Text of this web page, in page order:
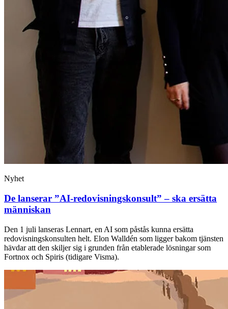
Nyhet
De lanserar ”AI-redovisningskonsult” – ska ersätta
människan
Den 1 juli lanseras Lennart, en AI som påstås kunna ersätta
redovisningskonsulten helt. Elon Walldén som ligger bakom tjänsten
hävdar att den skiljer sig i grunden från etablerade lösningar som
Fortnox och Spiris (tidigare Visma).